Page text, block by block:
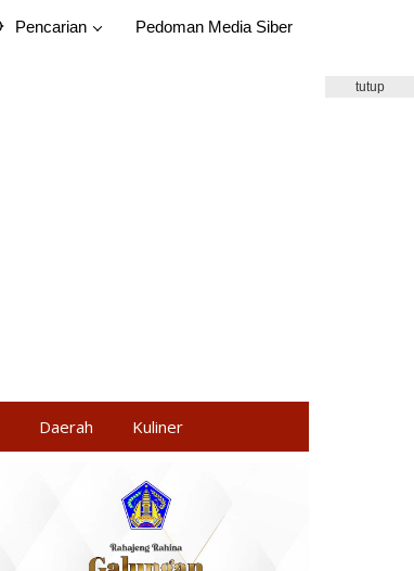
Pencarian Pedoman Media Siber
Daerah Kuliner
tutup